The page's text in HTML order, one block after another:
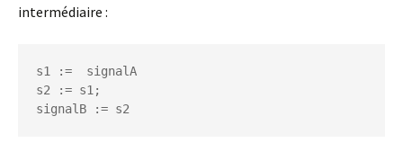
intermédiaire :
s1 :=  signalA
s2 := s1;